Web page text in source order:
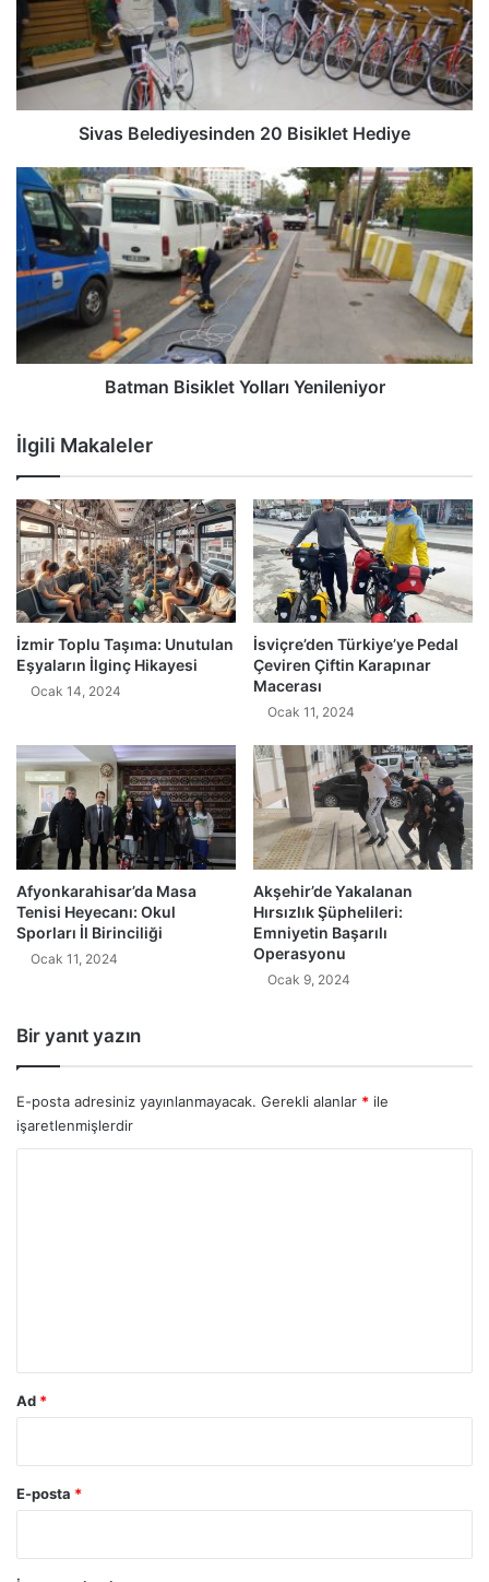
Sivas Belediyesinden 20 Bisiklet Hediye
Batman Bisiklet Yolları Yenileniyor
İlgili Makaleler
İzmir Toplu Taşıma: Unutulan
Eşyaların İlginç Hikayesi
Ocak 14, 2024
İsviçre’den Türkiye’ye Pedal
Çeviren Çiftin Karapınar
Macerası
Ocak 11, 2024
Afyonkarahisar’da Masa
Tenisi Heyecanı: Okul
Sporları İl Birinciliği
Ocak 11, 2024
Akşehir’de Yakalanan
Hırsızlık Şüphelileri:
Emniyetin Başarılı
Operasyonu
Ocak 9, 2024
Bir yanıt yazın
E-posta adresiniz yayınlanmayacak. Gerekli alanlar * ile
işaretlenmişlerdir
Ad *
E-posta *